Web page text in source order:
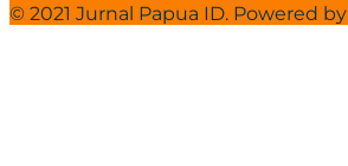
© 2021 Jurnal Papua ID. Powered by